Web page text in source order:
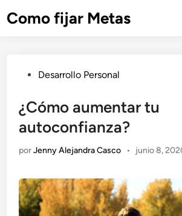
Como fijar Metas
Publicado
Desarrollo Personal
¿Cómo aumentar tu
autoconfianza?
porJenny Alejandra Casco • junio 8,